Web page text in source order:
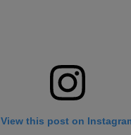
View this post on